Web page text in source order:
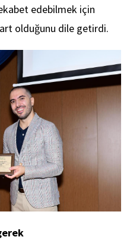
edebilmek için
olduğunu dile getirdi.